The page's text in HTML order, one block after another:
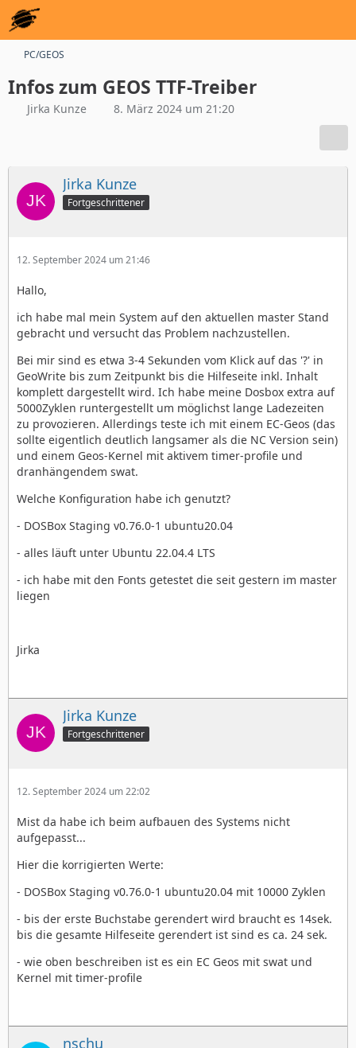
PC/GEOS
Infos zum GEOS TTF-Treiber
Jirka Kunze 8. März 2024 um 21:20
Jirka Kunze
Fortgeschrittener
12. September 2024 um 21:46
Hallo,
ich habe mal mein System auf den aktuellen master Stand
gebracht und versucht das Problem nachzustellen.
Bei mir sind es etwa 3-4 Sekunden vom Klick auf das '?' in
GeoWrite bis zum Zeitpunkt bis die Hilfeseite inkl. Inhalt
komplett dargestellt wird. Ich habe meine Dosbox extra auf
5000Zyklen runtergestellt um möglichst lange Ladezeiten
zu provozieren. Allerdings teste ich mit einem EC-Geos (das
sollte eigentlich deutlich langsamer als die NC Version sein)
und einem Geos-Kernel mit aktivem timer-profile und
dranhängendem swat.
Welche Konfiguration habe ich genutzt?
- DOSBox Staging v0.76.0-1 ubuntu20.04
- alles läuft unter Ubuntu 22.04.4 LTS
- ich habe mit den Fonts getestet die seit gestern im master
liegen
Jirka
Jirka Kunze
Fortgeschrittener
12. September 2024 um 22:02
Mist da habe ich beim aufbauen des Systems nicht
aufgepasst...
Hier die korrigierten Werte:
- DOSBox Staging v0.76.0-1 ubuntu20.04 mit 10000 Zyklen
- bis der erste Buchstabe gerendert wird braucht es 14sek.
bis die gesamte Hilfeseite gerendert ist sind es ca. 24 sek.
- wie oben beschreiben ist es ein EC Geos mit swat und
Kernel mit timer-profile
nschu